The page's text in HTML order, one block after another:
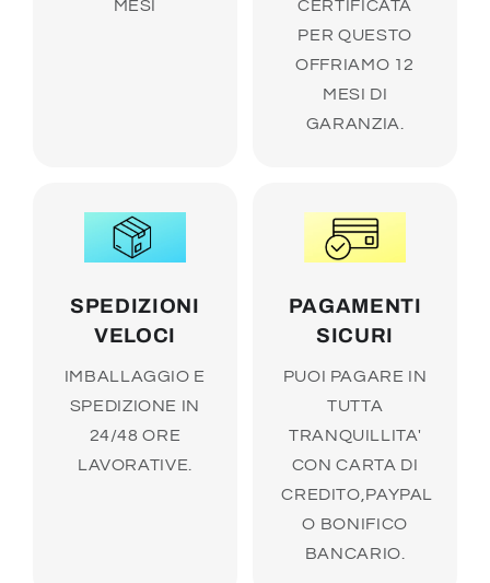
MESI
CERTIFICATA
PER QUESTO
OFFRIAMO 12
MESI DI
GARANZIA.
SPEDIZIONI
VELOCI
IMBALLAGGIO E
SPEDIZIONE IN
24/48 ORE
LAVORATIVE.
PAGAMENTI
SICURI
PUOI PAGARE IN
TUTTA
TRANQUILLITA'
CON CARTA DI
CREDITO,PAYPAL
O BONIFICO
BANCARIO.